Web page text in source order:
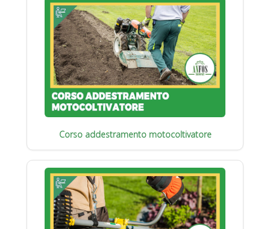
Corso addestramento motocoltivatore